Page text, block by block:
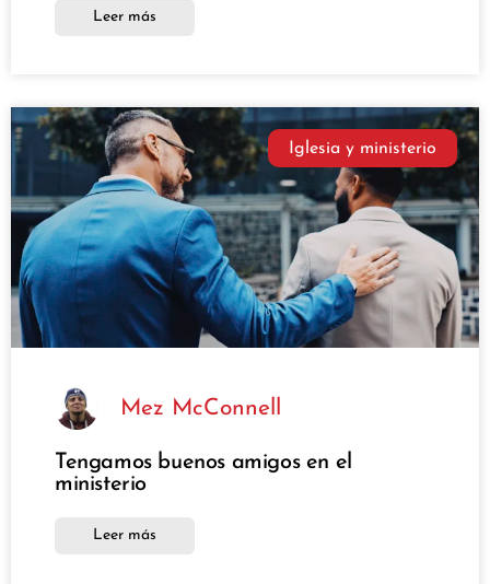
Leer más
Iglesia y ministerio
Mez McConnell
Tengamos buenos amigos en el
ministerio
Leer más